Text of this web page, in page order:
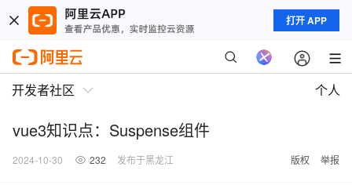
打开 APP
开发者社区 个人
vue3知识点：Suspense组件
2024-10-30 232 发布于黑龙江 版权 举报